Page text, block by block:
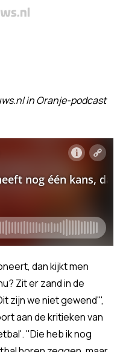
in Oranje-podcast
dan kijkt men
Zit er zand in de
zijn we niet gewend'",
aan de kritieken van
"Die heb ik nog